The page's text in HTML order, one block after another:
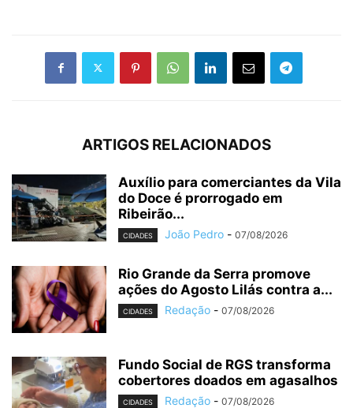
ARTIGOS RELACIONADOS
Auxílio para comerciantes da Vila
do Doce é prorrogado em
Ribeirão...
CIDADES João Pedro - 07/08/2026
Rio Grande da Serra promove
ações do Agosto Lilás contra a...
CIDADES Redação - 07/08/2026
Fundo Social de RGS transforma
cobertores doados em agasalhos
CIDADES Redação - 07/08/2026